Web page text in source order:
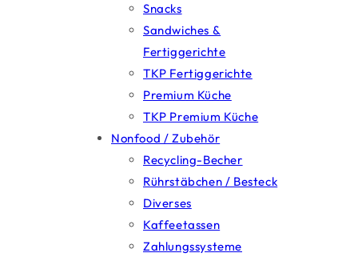
Snacks
Sandwiches &
Fertiggerichte
TKP Fertiggerichte
Premium Küche
TKP Premium Küche
Nonfood / Zubehör
Recycling-Becher
Rührstäbchen / Besteck
Diverses
Kaffeetassen
Zahlungssysteme